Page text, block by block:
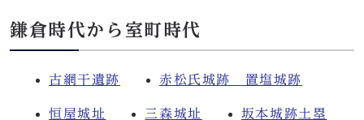
鎌倉時代から室町時代
古網干遺跡 赤松氏城跡 置塩城跡
恒屋城址 三森城址 坂本城跡土塁